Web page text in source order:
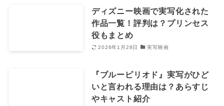
ディズニー映画で実写化された
作品一覧！評判は？プリンセス
役もまとめ
2026年1月28日 実写映画
『ブルーピリオド』実写がひど
いと言われる理由は？あらすじ
やキャスト紹介